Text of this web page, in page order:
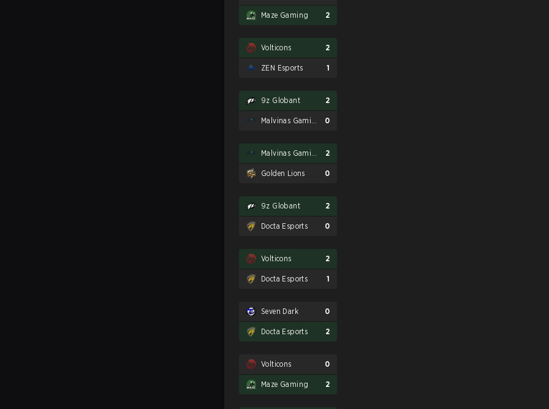
Maze Gaming 2
Volticons 2
ZEN Esports 1
9z Globant 2
0
2
Golden Lions 0
9z Globant 2
Docta Esports 0
Volticons 2
Docta Esports 1
Seven Dark 0
Docta Esports 2
Volticons 0
Maze Gaming 2